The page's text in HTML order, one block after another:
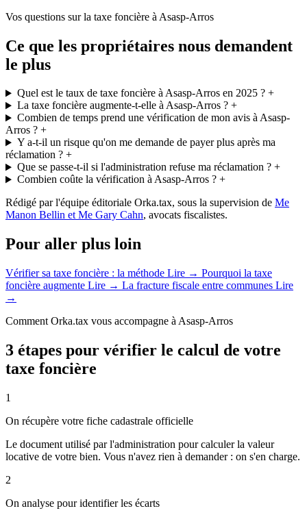
Vos questions sur la taxe foncière à Asasp-Arros
Ce que les propriétaires nous demandent
le plus
Quel est le taux de taxe foncière à Asasp-Arros en 2025 ?+
La taxe foncière augmente-t-elle à Asasp-Arros ?+
Combien de temps prend une vérification de mon avis à Asasp-
Arros ? +
Y a-t-il un risque qu'on me demande de payer plus après ma
réclamation ? +
Que se passe-t-il si l'administration refuse ma réclamation ?+
Combien coûte la vérification à Asasp-Arros ?+
Rédigé par l'équipe éditoriale Orka.tax, sous la supervision de Me
Manon Bellin et Me Gary Cahn, avocats fiscalistes.
Pour aller plus loin
Vérifier sa taxe foncière : la méthode Lire → Pourquoi la taxe
foncière augmente Lire → La fracture fiscale entre communes Lire
→
Comment Orka.tax vous accompagne à Asasp-Arros
3 étapes pour vérifier le calcul de votre
taxe foncière
1
On récupère votre fiche cadastrale officielle
Le document utilisé par l'administration pour calculer la valeur
locative de votre bien. Vous n'avez rien à demander : on s'en charge.
2
On analyse pour identifier les écarts